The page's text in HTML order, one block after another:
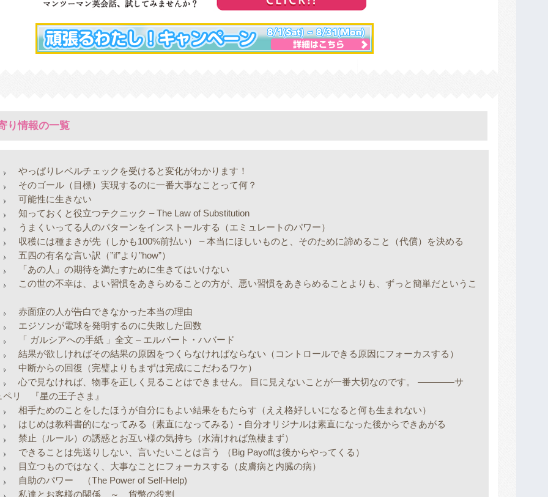
り情報の一覧
やっぱりレベルチェックを受けると変化がわかります！
そのゴール（目標）実現するのに一番大事なことって何？
可能性に生きない
知っておくと役立つテクニック – The Law of Substitution
うまくいってる人のパターンをインストールする（エミュレートのパワー）
収穫には種まきが先（しかも100%前払い） – 本当にほしいものと、そのために諦めること（代償）を決める
五四の有名な言い訳（”if”より”how”）
「あの人」の期待を満たすために生きてはいけない
この世の不幸は、よい習慣をあきらめることの方が、悪い習慣をあきらめることよりも、ずっと簡単だというこ
赤面症の人が告白できなかった本当の理由
エジソンが電球を発明するのに失敗した回数
「 ガルシアへの手紙 」全文 – エルバート・ハバード
結果が欲しければその結果の原因をつくらなければならない（コントロールできる原因にフォーカスする）
中断からの回復（完璧よりもまずは完成にこだわるワケ）
心で見なければ、物事を正しく見ることはできません。 目に見えないことが一番大切なのです。 ――――サ
ペリ 『星の王子さま』
相手ためのことをしたほうが自分にもよい結果をもたらす（ええ格好しいになると何も生まれない）
はじめは教科書的になってみる（素直になってみる）- 自分オリジナルは素直になった後からできあがる
禁止（ルール）の誘惑とお互い様の気持ち（水清ければ魚棲まず）
できることは先送りしない、言いたいことは言う （Big Payoffは後からやってくる）
目立つものではなく、大事なことにフォーカスする（皮膚病と内臓の病）
自助のパワー （The Power of Self-Help)
私達とお客様の関係 ～ 貨幣の役割